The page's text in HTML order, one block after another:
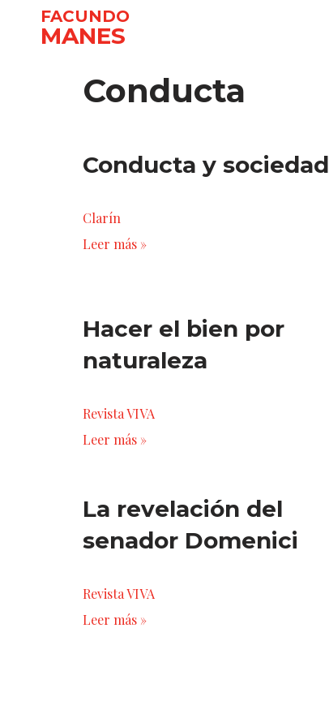
FACUNDO
MANES
Conducta
Conducta y sociedad
Clarín
Leer más »
Hacer el bien por
naturaleza
Revista VIVA
Leer más »
La revelación del
senador Domenici
Revista VIVA
Leer más »